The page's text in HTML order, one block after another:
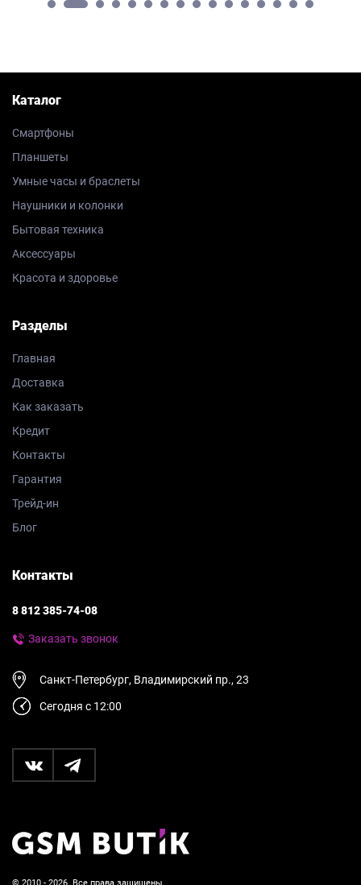
Каталог
Смартфоны
Планшеты
Умные часы и браслеты
Наушники и колонки
Бытовая техника
Аксессуары
Красота и здоровье
Разделы
Главная
Доставка
Как заказать
Кредит
Контакты
Гарантия
Трейд-ин
Блог
Контакты
8 812 385-74-08
Заказать звонок
Санкт-Петербург, Владимирский пр., 23
Сегодня с 12:00